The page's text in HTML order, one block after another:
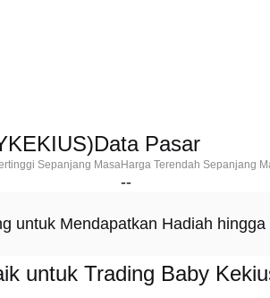
Pasar
Sepanjang MasaHarga Terendah Sepanjang
--
untuk Mendapatkan Hadiah hingga
untuk Trading Baby